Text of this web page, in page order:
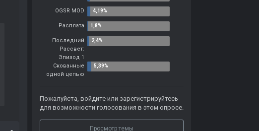
OGSR MOD
Расплата
Последний
Рассвет:
Эпизод 1
Скованные
одной цепью
Пожалуйста, войдите или зарегистрируйтесь
для возможности голосования в этом опросе.
Просмотр темы